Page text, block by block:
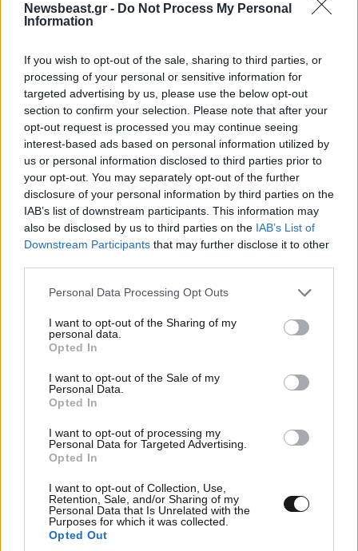
Newsbeast.gr - Do Not Process My Personal
Information
If you wish to opt-out of the sale, sharing to third parties, or
processing of your personal or sensitive information for
targeted advertising by us, please use the below opt-out
section to confirm your selection. Please note that after your
opt-out request is processed you may continue seeing
interest-based ads based on personal information utilized by
us or personal information disclosed to third parties prior to
your opt-out. You may separately opt-out of the further
disclosure of your personal information by third parties on the
IAB’s list of downstream participants. This information may
also be disclosed by us to third parties on the IAB’s List of
Downstream Participants that may further disclose it to other
Please note that this website/app uses one or more Google
not limited to your visit or usage behaviour. You may click to
grant or deny consent to Google and its third-party tags to
use your data for below specified purposes in below Google
consent section.
Personal Data Processing Opt Outs
I want to opt-out of the Sharing of my
personal data.
Opted In
I want to opt-out of the Sale of my
Personal Data.
Opted In
I want to opt-out of processing my
Personal Data for Targeted Advertising.
Opted In
I want to opt-out of Collection, Use,
Retention, Sale, and/or Sharing of my
Personal Data that Is Unrelated with the
Purposes for which it was collected.
Opted Out